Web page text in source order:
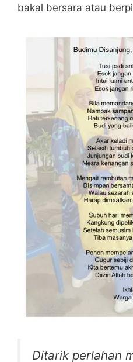
bakal bersara atau
Ditarik perlahan